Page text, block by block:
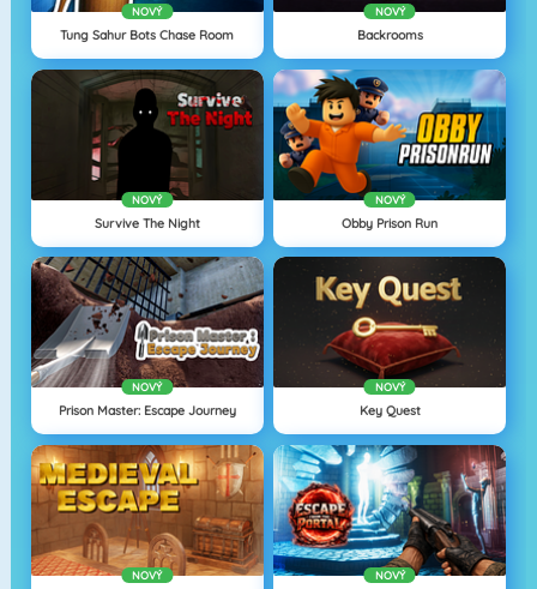
NOVÝ
Tung Sahur Bots Chase Room
NOVÝ
Backrooms
NOVÝ
Survive The Night
NOVÝ
Obby Prison Run
NOVÝ
Prison Master: Escape Journey
NOVÝ
Key Quest
NOVÝ NOVÝ